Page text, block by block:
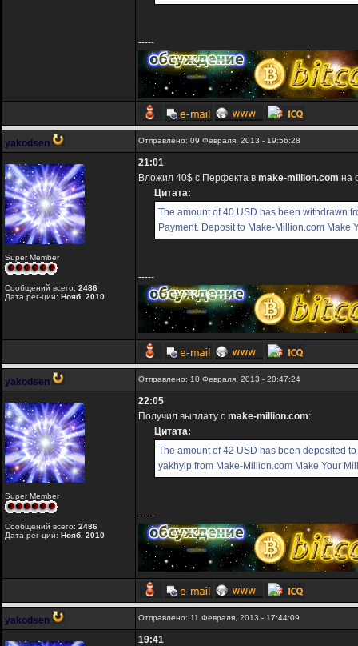
-----
yakodsen Отправлено: 09 Февраля, 2013 - 19:56:28
Super Member
Сообщений всего: 2486
Дата рег-ции: Нояб. 2010
21:01
Вложил 40$ с Перфекта в make-million.com на
Цитата:
The amount of 40 USD has been withdrawn
Payment. Deposit to Make-Million.com Make
-----
yakodsen Отправлено: 10 Февраля, 2013 - 20:47:24
Super Member
Сообщений всего: 2486
Дата рег-ции: Нояб. 2010
22:05
Получил выплату с make-million.com:
Цитата:
The amount of 42 USD has been deposited
yakhyip from Make-Million.com Make Your
-----
yakodsen Отправлено: 11 Февраля, 2013 - 17:44:09
19:41